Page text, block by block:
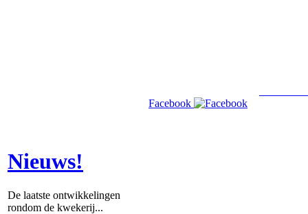
Nieuws!
De laatste ontwikkelingen
rondom de kwekerij...
Facebook